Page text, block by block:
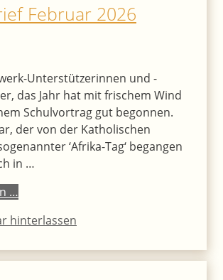
Februar 2026
Unterstützerinnen und -
das Jahr hat mit frischem Wind
Schulvortrag gut begonnen.
der von der Katholischen
‘Afrika-Tag‘ begangen
in …
…
hinterlassen